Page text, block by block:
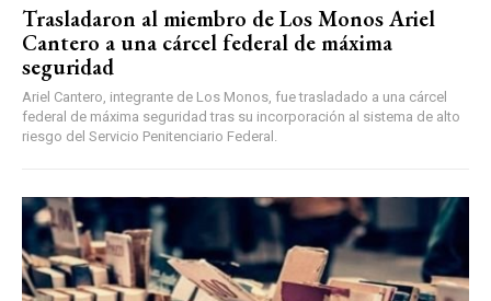
Trasladaron al miembro de Los Monos Ariel
Cantero a una cárcel federal de máxima
seguridad
Ariel Cantero, integrante de Los Monos, fue trasladado a una cárcel
federal de máxima seguridad tras su incorporación al sistema de alto
riesgo del Servicio Penitenciario Federal.